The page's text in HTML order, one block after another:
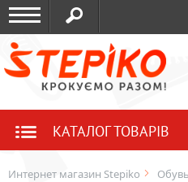
КАТАЛОГ ТОВАРІВ
Интернет магазин Stepiko